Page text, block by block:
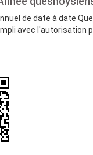
de date à date
avec l'autorisation